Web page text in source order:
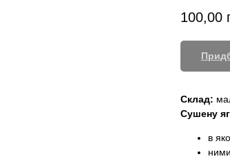
100,00
Склад:
Сушену
в